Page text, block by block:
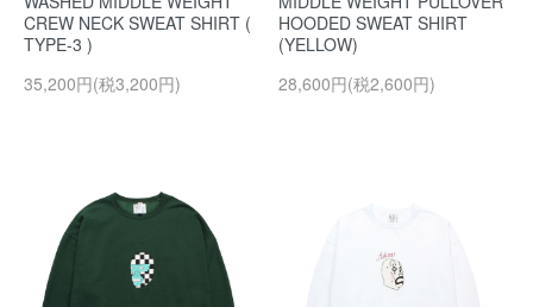
CREW NECK SWEAT SHIRT (
TYPE-3 )
35,200円(税3,200円)
HOODED SWEAT SHIRT
(YELLOW)
28,600円(税2,600円)